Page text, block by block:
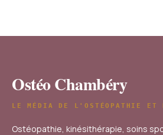
Ostéo Chambéry
LE MÉDIA DE L'OSTÉOPATHIE ET
Ostéopathie, kinésithérapie, soins